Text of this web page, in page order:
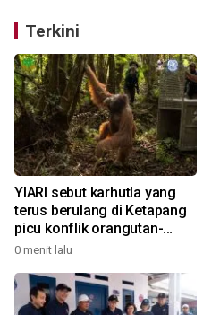
Terkini
YIARI sebut karhutla yang
terus berulang di Ketapang
picu konflik orangutan-
warga
0 menit lalu